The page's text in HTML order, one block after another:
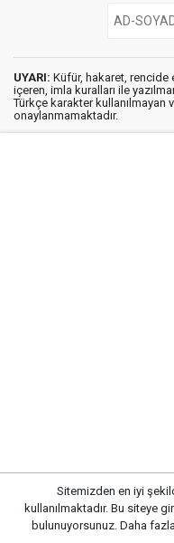
UYARI: Küfür, hakaret, rencide
içeren, imla kuralları ile
Türkçe karakter kullanılmayan
onaylanmamaktadır.
Kırıkkale’de
karşı
Sitemizden en iyi
kullanılmaktadır. Bu siteye
bulunuyorsunuz. Daha